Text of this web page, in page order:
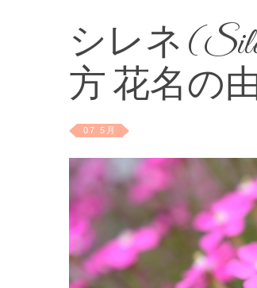
シレネ
方 花名の
07 5月